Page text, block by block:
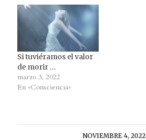
Si tuviéramos el valor
de morir …
marzo 3, 2022
En «Consciencia»
NOVIEMBRE 4, 2022